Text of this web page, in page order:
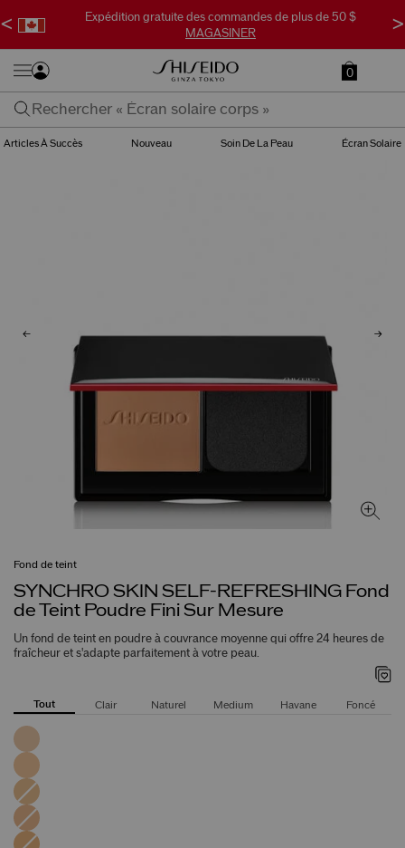
Expédition gratuite des commandes de plus de 50 $
MAGASINER
< >
0
Articles À Succès Nouveau Soin De La Peau Écran Solaire
Fond de teint
SYNCHRO SKIN SELF-REFRESHING Fond
de Teint Poudre Fini Sur Mesure
Un fond de teint en poudre à couvrance moyenne qui offre 24 heures de
fraîcheur et s'adapte parfaitement à votre peau.
Tout Clair Naturel Medium Havane Foncé